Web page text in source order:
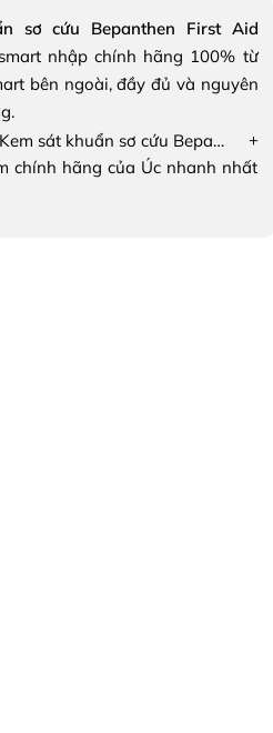
sơ cứu Bepanthen First Aid
nhập chính hãng 100% từ
bên ngoài, đầy đủ và nguyên
Kem sát khuẩn sơ cứu Bepanthen First Aid Antiseptic Cream
+
chính hãng của Úc nhanh nhất